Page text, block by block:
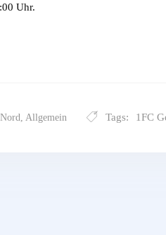
Uhr.
Allgemein Tags: 1FC